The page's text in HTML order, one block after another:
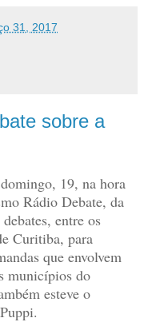
31, 2017
sobre a
19, na hora
Rádio Debate, da
entre os
Curitiba, para
que envolvem
municípios do
esteve o